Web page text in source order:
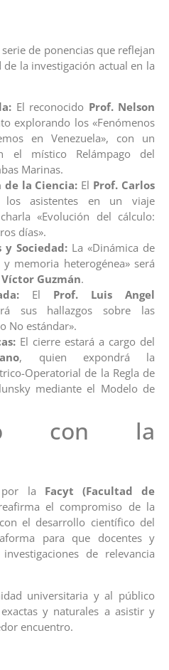
de ponencias que reflejan
la investigación actual en la
El reconocido Prof. Nelson
explorando los «Fenómenos
en Venezuela», con un
el místico Relámpago del
Marinas.
de la Ciencia: El Prof. Carlos
asistentes en un viaje
«Evolución del cálculo:
días».
y Sociedad: La «Dinámica de
memoria heterogénea» será
Guzmán.
El Prof. Luis Angel
sus hallazgos sobre las
No estándar».
El cierre estará a cargo del
, quien expondrá la
Operatorial de la Regla de
mediante el Modelo de
con la
por la Facyt (Facultad de
el compromiso de la
el desarrollo científico del
para que docentes y
de relevancia
universitaria y al público
y naturales a asistir y
encuentro.